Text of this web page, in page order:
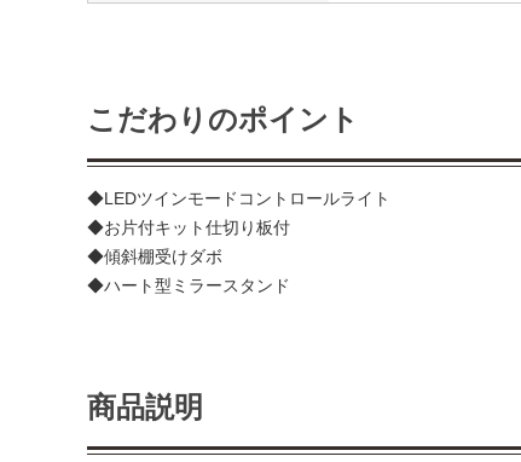
こだわりのポイント
◆LEDツインモードコントロールライト
◆お片付キット仕切り板付
◆傾斜棚受けダボ
◆ハート型ミラースタンド
商品説明